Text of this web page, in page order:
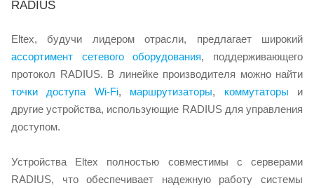
RADIUS
Eltex, будучи лидером отрасли, предлагает широкий
ассортимент сетевого оборудования, поддерживающего
протокол RADIUS. В линейке производителя можно найти
точки доступа Wi-Fi, маршрутизаторы, коммутаторы и
другие устройства, использующие RADIUS для управления
доступом.
Устройства Eltex полностью совместимы с серверами
RADIUS, что обеспечивает надежную работу системы